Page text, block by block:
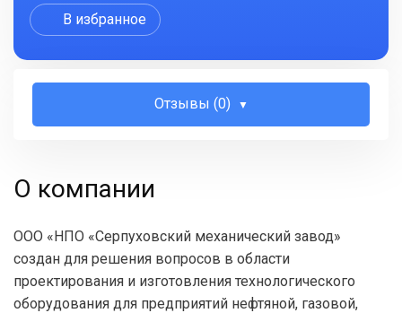
В избранное
Отзывы (0)
О компании
ООО «НПО «Серпуховский механический завод»
создан для решения вопросов в области
проектирования и изготовления технологического
оборудования для предприятий нефтяной, газовой,